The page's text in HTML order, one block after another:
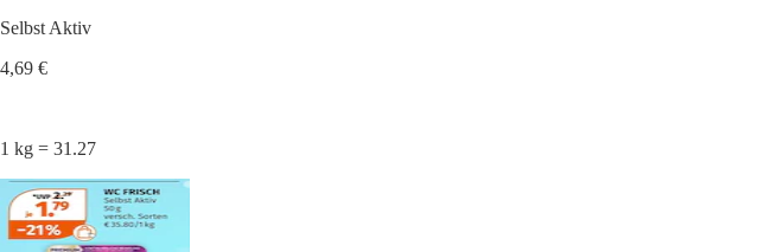
Selbst Aktiv
4,69 €
1 kg = 31.27